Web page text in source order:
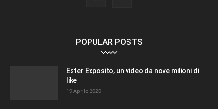
POPULAR POSTS
Ester Exposito, un video da nove milioni di
like
19 Aprile 2020